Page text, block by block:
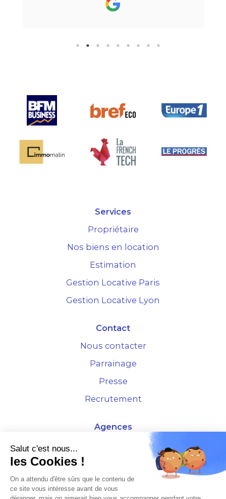
24h par email ou par
supplémentaire est très bien
Services
Propriétaire
Nos biens en location
Estimation
Gestion Locative Paris
Gestion Locative Lyon
Contact
Nous contacter
Parrainage
Presse
Recrutement
Agences
4 Rue de la Bourse - 69001 Lyon
10 rue d'Austerlitz - 75012 Paris
Salut c'est nous...
les Cookies !
On a attendu d'être sûrs que le contenu de
ce site vous intéresse avant de vous